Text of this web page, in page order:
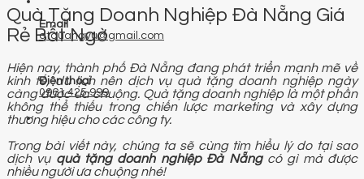
Email
qtquangvu@gmail.com
Điện thoại
0961 425 999
Quà Tặng Doanh Nghiệp Đà Nẵng Giá
Rẻ Bất Ngờ
Hiện nay, thành phố Đà Nẵng đang phát triển mạnh mẽ về
kinh tế, du lịch nên dịch vụ quà tặng doanh nghiệp ngày
càng được ưa chuộng. Quà tặng doanh nghiệp là một phần
không thể thiếu trong chiến lược marketing và xây dựng
thương hiệu cho các công ty.
Trong bài viết này, chúng ta sẽ cùng tìm hiểu lý do tại sao
dịch vụ quà tặng doanh nghiệp Đà Nẵngcó gì mà được
nhiều người ưa chuộng nhé!